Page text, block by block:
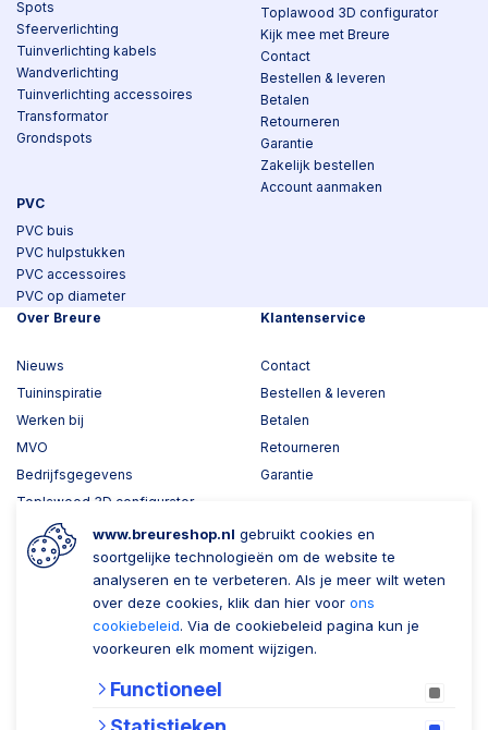
Spots
Sfeerverlichting
Tuinverlichting kabels
Wandverlichting
Tuinverlichting accessoires
Transformator
Grondspots
PVC
PVC buis
PVC hulpstukken
PVC accessoires
PVC op diameter
Toplawood 3D configurator
Kijk mee met Breure
Contact
Bestellen & leveren
Betalen
Retourneren
Garantie
Zakelijk bestellen
Account aanmaken
Over Breure
Nieuws
Tuininspiratie
Werken bij
MVO
Bedrijfsgegevens
Toplawood 3D configurator
Kijk mee met Breure
Klantenservice
Contact
Bestellen & leveren
Betalen
Retourneren
Garantie
Wil je ons volgen? Zaken doen met Breure
Zakelijk bestellen
Account aanmaken
Nieuwsbrief
www.breureshop.nl gebruikt cookies en
soortgelijke technologieën om de website te
analyseren en te verbeteren. Als je meer wilt weten
over deze cookies, klik dan hier voor ons
cookiebeleid. Via de cookiebeleid pagina kun je
voorkeuren elk moment wijzigen.
Functioneel